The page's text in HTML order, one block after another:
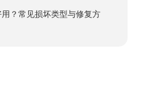
？常见损坏类型与修复方